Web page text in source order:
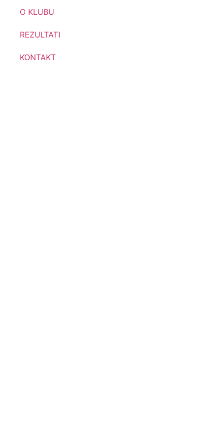
O KLUBU
REZULTATI
KONTAKT